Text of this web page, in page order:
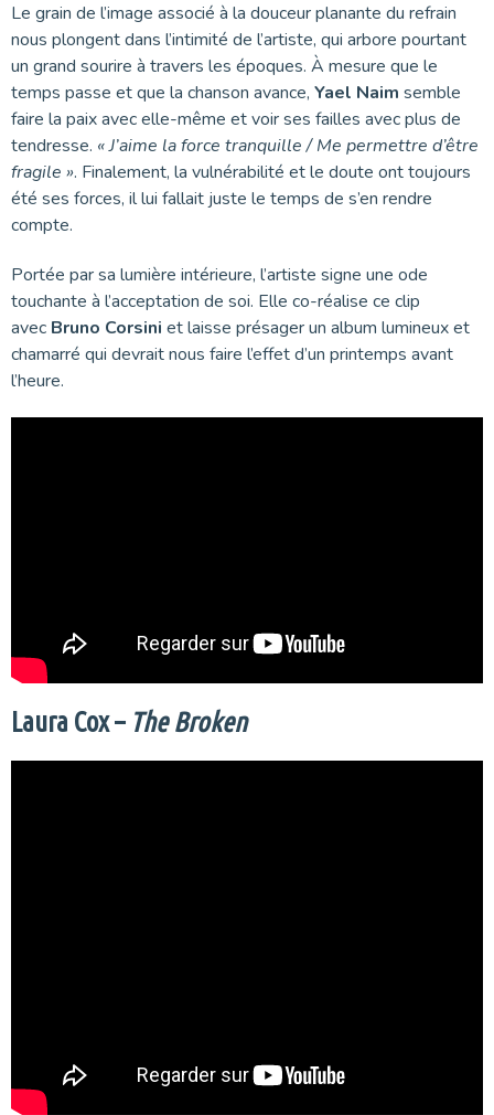
Le grain de l’image associé à la douceur planante du refrain
nous plongent dans l’intimité de l’artiste, qui arbore pourtant
un grand sourire à travers les époques. À mesure que le
temps passe et que la chanson avance, Yael Naim semble
faire la paix avec elle-même et voir ses failles avec plus de
tendresse. « J’aime la force tranquille / Me permettre d’être
fragile ». Finalement, la vulnérabilité et le doute ont toujours
été ses forces, il lui fallait juste le temps de s’en rendre
compte.
Portée par sa lumière intérieure, l’artiste signe une ode
touchante à l’acceptation de soi. Elle co-réalise ce clip
avec Bruno Corsini et laisse présager un album lumineux et
chamarré qui devrait nous faire l’effet d’un printemps avant
l’heure.
Laura Cox – The Broken